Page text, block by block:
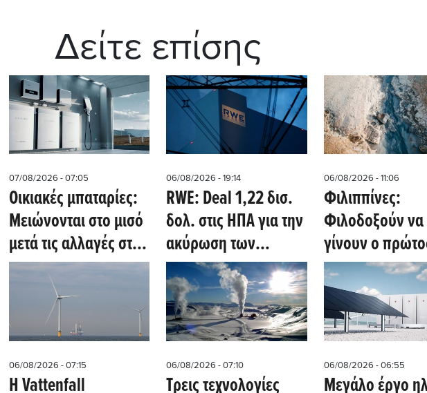
Δείτε επίσης
07/08/2026 - 07:05
Οικιακές μπαταρίες:
Μειώνονται στο μισό
μετά τις αλλαγές στις
επιδοτήσεις – Η
έκρηξη
εγκαταστάσεων
συνεχίζεται
06/08/2026 - 19:14
RWE: Deal 1,22 δισ.
δολ. στις ΗΠΑ για την
ακύρωση των
μισθώσεων
υπεράκτιων αιολικών
και τη μεταφορά των
επενδύσεων σε έργα
φυσικού αερίου
06/08/2026 - 11:06
Φιλιππίνες:
Φιλοδοξούν να
γίνουν ο
παγκόσμιος
γεωλογικού
υδρογόνου
06/08/2026 - 07:15
Η Vattenfall
06/08/2026 - 07:10
Τρεις τεχνολογίες
06/08/2026 - 06:55
Μεγάλο έργο